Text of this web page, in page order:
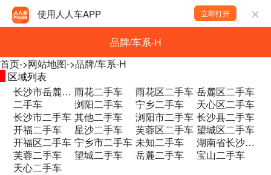
使用人人车APP 立即打开
品牌/车系-H
首页->网站地图->品牌/车系-H
区域列表
长沙市岳麓区和馨园二期B区二手车 雨花二手车 雨花区二手车 岳麓区二手车
二手车
浏阳二手车 宁乡二手车
天心区二手车
长沙市二手车 其他二手车 浏阳市二手车 长沙县二手车
开福二手车
星沙二手车 芙蓉区二手车 望城区二手车
开福区二手车 宁乡市二手车 未知二手车
湖南省长沙市望城区永通大道永通集团一楼 二手车
芙蓉二手车
望城二手车 岳麓二手车
宝山二手车
天心二手车